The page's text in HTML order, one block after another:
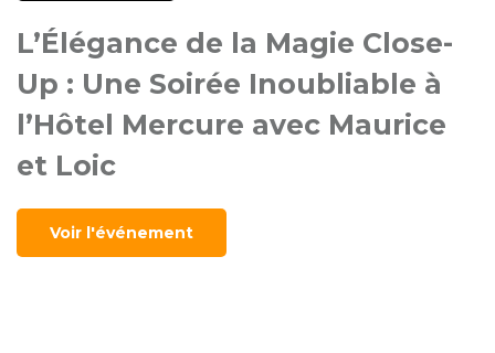
L’Élégance de la Magie Close-
Up : Une Soirée Inoubliable à
l’Hôtel Mercure avec Maurice
et Loic
Voir l'événement